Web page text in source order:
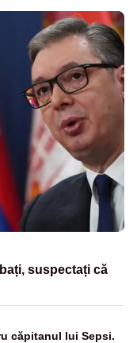
suspectați că
căpitanul lui Sepsi.